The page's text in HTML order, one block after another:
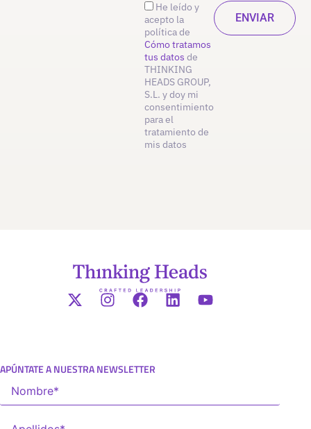
He leído y
acepto la
política de
Cómo tratamos
tus datos de
THINKING
HEADS GROUP,
S.L. y doy mi
consentimiento
para el
tratamiento de
mis datos
APÚNTATE A NUESTRA NEWSLETTER